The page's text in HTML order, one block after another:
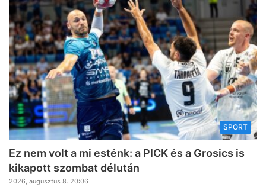
SPORT
Ez nem volt a mi esténk: a PICK és a Grosics is
kikapott szombat délután
2026, augusztus 8. 20:06